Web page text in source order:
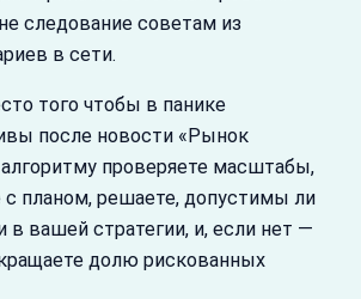
следование советам из
в сети.
того чтобы в панике
после новости «Рынок
проверяете масштабы,
с планом, решаете, допустимы ли
в вашей стратегии, и, если нет —
долю рискованных